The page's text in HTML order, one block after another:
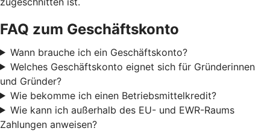
FAQ zum Geschäftskonto
Wann brauche ich ein Geschäftskonto?
Welches Geschäftskonto eignet sich für Gründerinnen
und Gründer?
Wie bekomme ich einen Betriebsmittelkredit?
Wie kann ich außerhalb des EU- und EWR-Raums
Zahlungen anweisen?